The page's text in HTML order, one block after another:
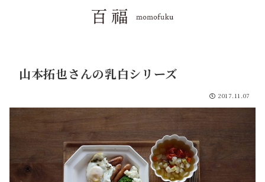
山本拓也さんの乳白シリーズ
2017.11.07